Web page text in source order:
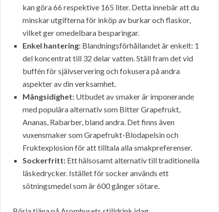
kan göra 66 respektive 165 liter. Detta innebär att du
minskar utgifterna för inköp av burkar och flaskor,
vilket ger omedelbara besparingar.
Enkel hantering: Blandningsförhållandet är enkelt: 1
del koncentrat till 32 delar vatten. Ställ fram det vid
buffén för självservering och fokusera på andra
aspekter av din verksamhet.
Mångsidighet: Utbudet av smaker är imponerande
med populära alternativ som Bitter Grapefrukt,
Ananas, Rabarber, bland andra. Det finns även
vuxensmaker som Grapefrukt-Blodapelsin och
Fruktexplosion för att tilltala alla smakpreferenser.
Sockerfritt: Ett hälsosamt alternativ till traditionella
läskedrycker. Istället för socker används ett
sötningsmedel som är 600 gånger sötare.